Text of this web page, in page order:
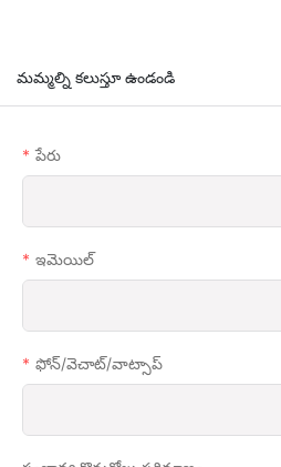
మమ్మల్ని కలుస్తూ ఉండండి
పేరు
ఇమెయిల్
ఫోన్/వెచాట్/వాట్సాప్